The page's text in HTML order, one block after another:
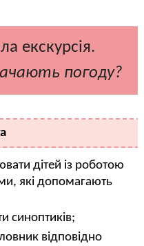
екскурсія.
погоду?
дітей із роботою
які допомагають
синоптиків;
відповідно